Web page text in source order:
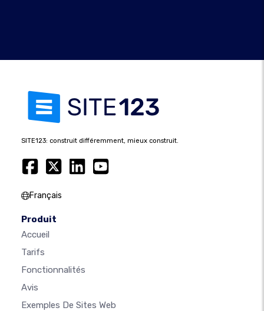
SITE123: construit différemment, mieux construit.
Français
Produit
Accueil
Tarifs
Fonctionnalités
Avis
Exemples De Sites Web